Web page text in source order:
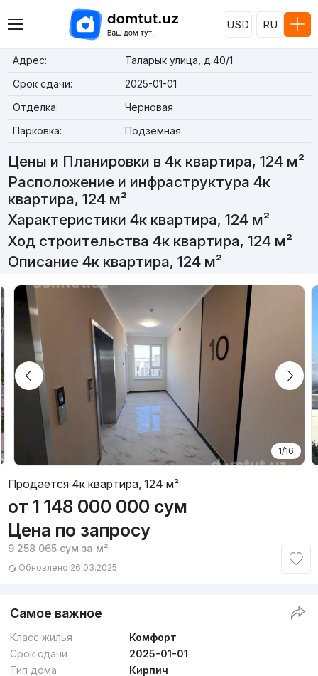
USD RU
Адрес:
Таларык улица, д.40/1
Срок сдачи:
2025-01-01
Отделка:
Черновая
Парковка:
Подземная
Цены и Планировки в 4к квартира, 124 м²
Расположение и инфраструктура 4к
квартира, 124 м²
Характеристики 4к квартира, 124 м²
Ход строительства 4к квартира, 124 м²
Описание 4к квартира, 124 м²
1/16
Продается 4к квартира, 124 м²
от 1 148 000 000 сум
Цена по запросу
9 258 065 сум за м²
Обновлено 26.03.2025
Самое важное
Класс жилья
Комфорт
Срок сдачи
2025-01-01
Тип дома
Кирпич